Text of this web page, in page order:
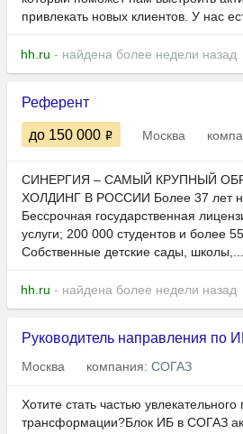
привлекать новых клиентов. У нас
hh.ru - найдена более недели назад
Референт
до 150 000 Москва
СИНЕРГИЯ – САМЫЙ КРУПНЫЙ
ХОЛДИНГ В РОССИИ Более 37 лет
Бессрочная государственная
услуги; 200 000 студентов и более
Собственные детские сады, школы,...
hh.ru - найдена более недели назад
Руководитель направления по
Москва компания: СОГАЗ
Хотите стать частью
трансформации?Блок ИБ в СОГАЗ